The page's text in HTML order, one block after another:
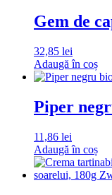
Gem de
32,85 lei
Adaugă în coș
Piper
11,86 lei
Adaugă în coș